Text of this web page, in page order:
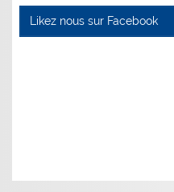
Likez nous sur Facebook